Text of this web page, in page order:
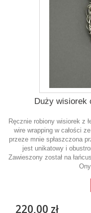
Duży wisiorek
Ręcznie robiony wisiorek z
wire wrapping w całości
przeze mnie spłaszczona
jest unikatowy i
Zawieszony został na
220,00 zł